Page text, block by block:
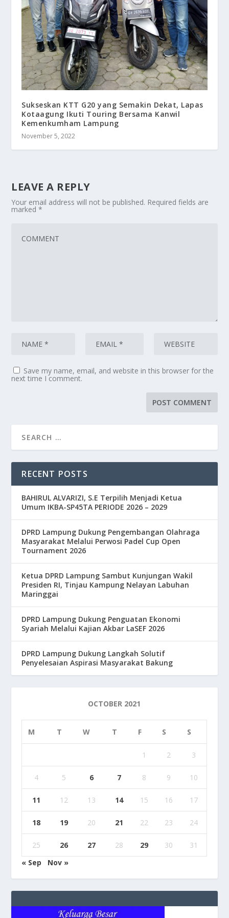
Sukseskan KTT G20 yang Semakin Dekat, Lapas
Kotaagung Ikuti Touring Bersama Kanwil
Kemenkumham Lampung
November 5, 2022
LEAVE A REPLY
Your email address will not be published. Required fields are
marked*
Save my name, email, and website in this browser for the
next time I comment.
RECENT POSTS
BAHIRUL ALVARIZI, S.E Terpilih Menjadi Ketua
Umum IKBA-SP45TA PERIODE 2026 – 2029
DPRD Lampung Dukung Pengembangan Olahraga
Masyarakat Melalui Perwosi Padel Cup Open
Tournament 2026
Ketua DPRD Lampung Sambut Kunjungan Wakil
Presiden RI, Tinjau Kampung Nelayan Labuhan
Maringgai
DPRD Lampung Dukung Penguatan Ekonomi
Syariah Melalui Kajian Akbar LaSEF 2026
DPRD Lampung Dukung Langkah Solutif
Penyelesaian Aspirasi Masyarakat Bakung
OCTOBER 2021
M T W T F S S
1 2 3
4 5 6 7 8 9 10
11 12 13 14 15 16 17
18 19 20 21 22 23 24
25 26 27 28 29 30
31
« Sep
Nov »